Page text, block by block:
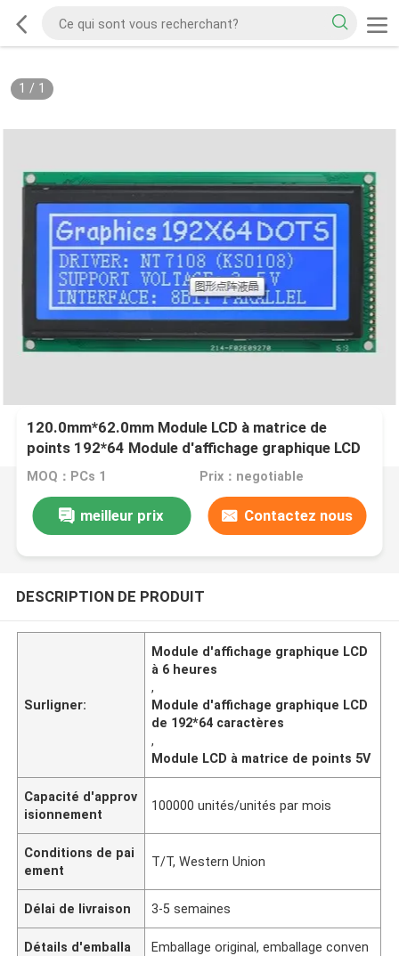
1 / 1
120.0mm*62.0mm Module LCD à matrice de
points 192*64 Module d'affichage graphique LCD
à caractères
MOQ：PCs 1 Prix：negotiable
meilleur prix Contactez nous
DESCRIPTION DE PRODUIT
Surligner:
Module d'affichage graphique LCD
à 6 heures
,
Module d'affichage graphique LCD
de 192*64 caractères
,
Module LCD à matrice de points 5V
Capacité d'approv
isionnement
100000 unités/unités par mois
Conditions de pai
ement
T/T, Western Union
Délai de livraison 3-5 semaines
Détails d'emballa
Emballage original, emballage conven